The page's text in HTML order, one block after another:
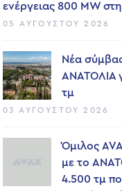
ενέργειας 800 ΜW
05 ΑΥΓΟΎΣΤΟΥ 2026
Νέα
ΑΝΑΤΟΛΙΑ
τμ
03 ΑΥΓΟΎΣΤΟΥ 2026
Όμιλος
με το
4.500 τμ